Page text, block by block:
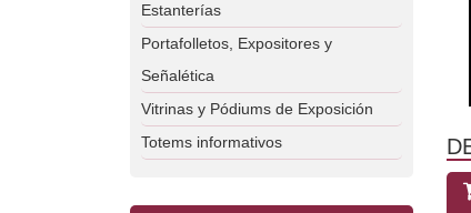
Estanterías
Portafolletos, Expositores y
Señalética
Vitrinas y Pódiums de Exposición
Totems informativos